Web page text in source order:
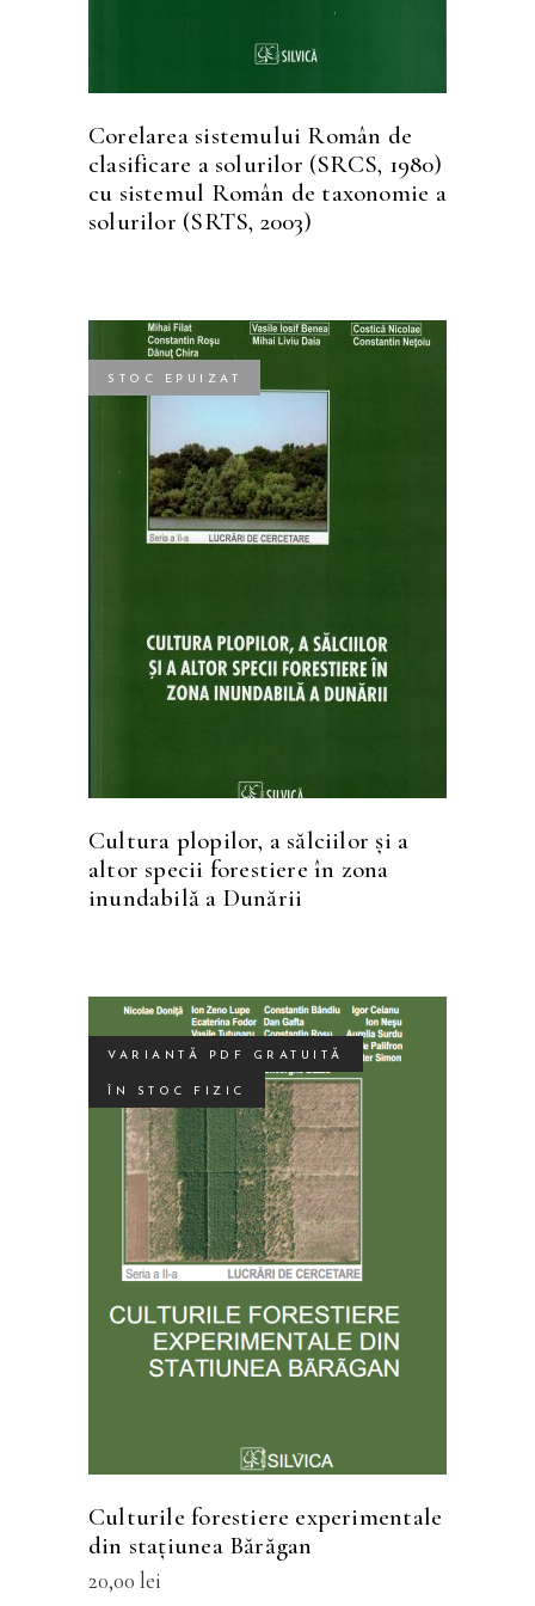
Corelarea sistemului Român de
clasificare a solurilor (SRCS, 1980)
cu sistemul Român de taxonomie a
solurilor (SRTS, 2003)
STOC EPUIZAT
Cultura plopilor, a sălciilor și a
altor specii forestiere în zona
inundabilă a Dunării
VARIANTĂ PDF GRATUITĂ
ÎN STOC FIZIC
SELECTEAZĂ OPȚIUNILE
alese
Culturile forestiere experimentale
din staţiunea Bărăgan
20,00 lei